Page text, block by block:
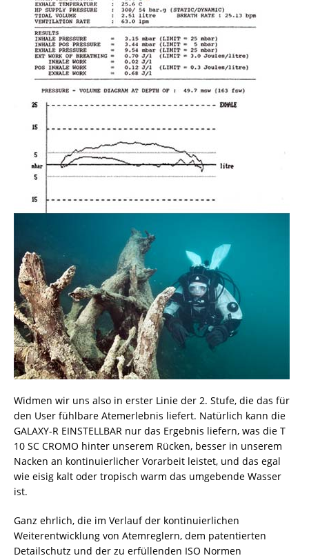
Widmen wir uns also in erster Linie der 2. Stufe, die das für
den User fühlbare Atemerlebnis liefert. Natürlich kann die
GALAXY-R EINSTELLBAR nur das Ergebnis liefern, was die T
10 SC CROMO hinter unserem Rücken, besser in unserem
Nacken an kontinuierlicher Vorarbeit leistet, und das egal
wie eisig kalt oder tropisch warm das umgebende Wasser
ist.
Ganz ehrlich, die im Verlauf der kontinuierlichen
Weiterentwicklung von Atemreglern, dem patentierten
Detailschutz und der zu erfüllenden ISO Normen